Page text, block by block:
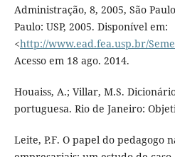
Administração, 8, 2005, São
Paulo: USP, 2005. Disponível em:
<http://www.ead.fea.usp.br/
Acesso em 18 ago. 2014.
Houaiss, A.; Villar, M.S.
portuguesa. Rio de Janeiro:
Leite, P.F. O papel do pedagogo